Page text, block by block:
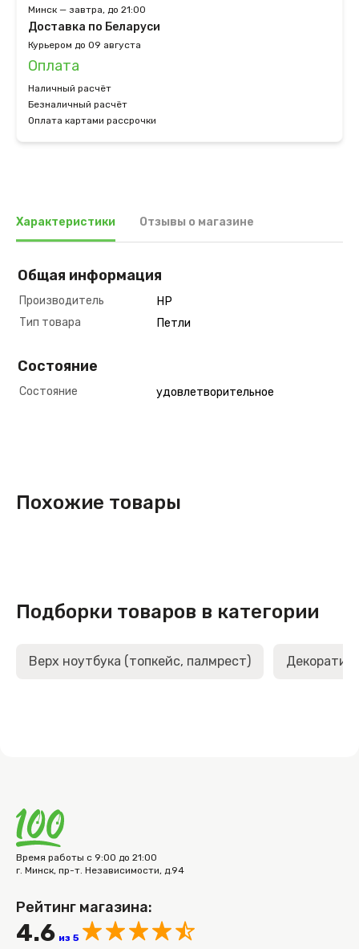
Минск — завтра, до 21:00
Доставка по Беларуси
Курьером до 09 августа
Оплата
Наличный расчёт
Безналичный расчёт
Оплата картами рассрочки
Характеристики Отзывы о магазине
Общая информация
Производитель
HP
Тип товара
Петли
Состояние
Состояние удовлетворительное
Похожие товары
Подборки товаров в категории
Верх ноутбука (топкейс, палмрест)
Время работы с 9:00 до 21:00
г. Минск, пр-т. Независимости, д.94
Рейтинг магазина:
4.6 из 5